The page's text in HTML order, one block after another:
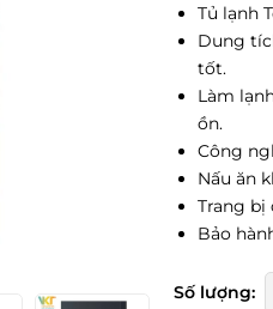
Tủ lạnh
Dung
tốt.
Làm
ồn.
Công
Nấu ăn
Trang bị
Bảo
Số lượng: